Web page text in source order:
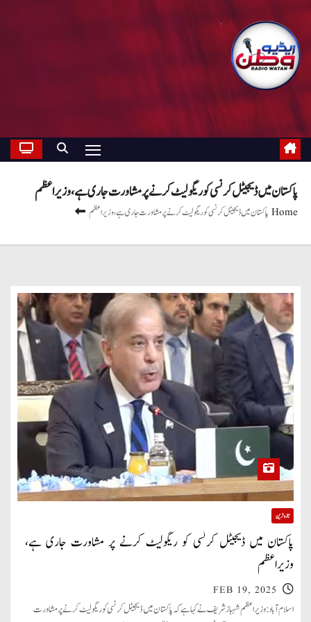
پاکستان میں ڈیجیٹل کرنسی کو ریگولیٹ کرنے پر مشاورت جاری ہے، وزیراعظم
Homeپاکستان میں ڈیجیٹل کرنسی کو ریگولیٹ کرنے پر مشاورت جاری ہے، وزیراعظم
تازہ ترین
پاکستان میں ڈیجیٹل کرنسی کو ریگولیٹ کرنے پر مشاورت جاری ہے،
وزیراعظم
FEB 19, 2025
اسلام آباد: وزیراعظم شہباز شریف نے کہا ہے کہ پاکستان میں ڈیجیٹل کرنسی کو ریگولیٹ کرنے پر مشاورت